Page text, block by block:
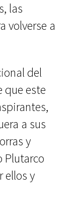
las
volverse a
del
que este
a sus
y
Plutarco
ellos y